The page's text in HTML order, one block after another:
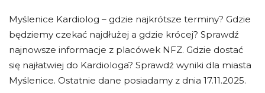
Myślenice Kardiolog – gdzie najkrótsze terminy? Gdzie
będziemy czekać najdłużej a gdzie krócej? Sprawdź
najnowsze informacje z placówek NFZ. Gdzie dostać
się najłatwiej do Kardiologa? Sprawdź wyniki dla miasta
Myślenice. Ostatnie dane posiadamy z dnia 17.11.2025.